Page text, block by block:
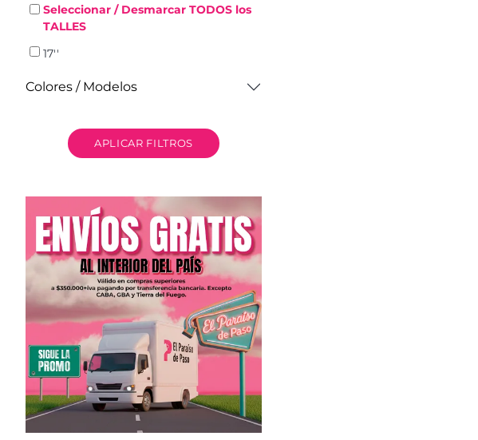
Seleccionar / Desmarcar TODOS los
TALLES
17''
Colores / Modelos
APLICAR FILTROS